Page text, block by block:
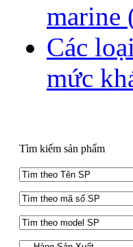
marine
Các
mức
Tìm kiếm sản phẩm